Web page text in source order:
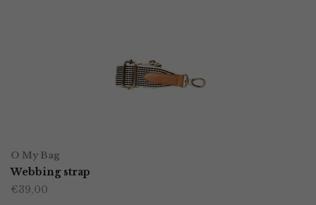
op
de
productpagina
product
heeft
O My Bag
Webbing strap
€39,00